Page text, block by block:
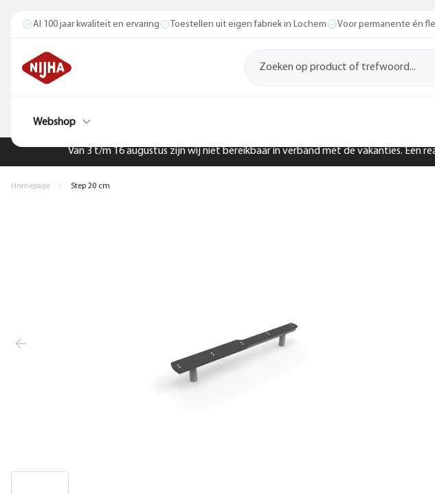
Van 3 t/m 16 augustus zijn wij niet bereikbaar in verband met de vakanties. Een
Al 100 jaar kwaliteit en ervaring Toestellen uit eigen fabriek in Lochem Voor permanente én
Webshop
Homepage Step 20 cm